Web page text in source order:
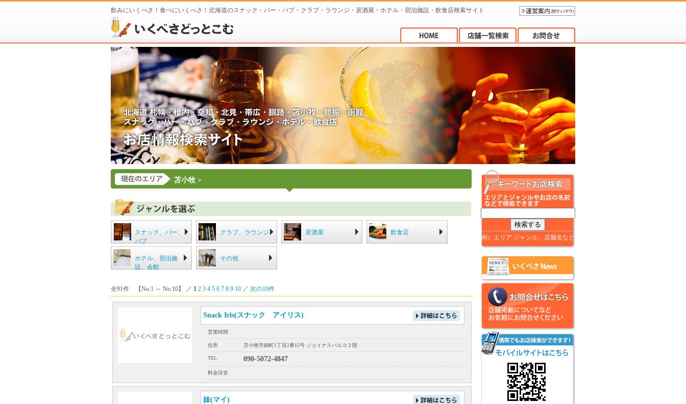
飲みにいくべさ！食べにいくべさ！北海道のスナック・バー・パブ・クラブ・ラウンジ・居酒屋・ホテル・宿泊施設・飲食店検索サイト
苫小牧 >
スナック、バー、
パブ
クラブ、ラウンジ 居酒屋 飲食店
ホテル、宿泊施
設、会館
その他
全91件 【No.1 ～ No.10】 ／ 1 2 3 4 5 6 7 8 9 10 ／ 次の10件
Snack Iris(スナック アイリス)
営業時間
住所 苫小牧市錦町1丁目2番15号 ジョイナスパルコ２階
TEL 090-5072-4847
料金目安
妹(マイ)
例）エリア ジャンル、店舗名など